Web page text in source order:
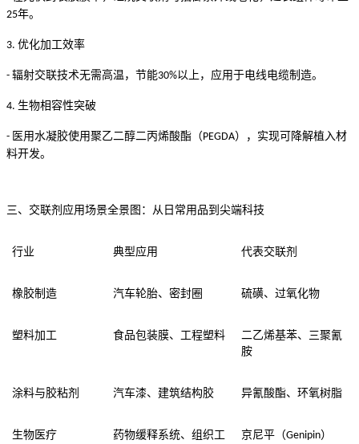
25年。
3. 优化加工效率
- 辐射交联技术无需高温，节能30%以上，应用于电线电缆制造。
4. 生物相容性突破
- 医用水凝胶使用聚乙二醇二丙烯酸酯（PEGDA），实现可降解植入材
料开发。
三、 交联剂应用场景全景图：从日常用品到尖端科技
行业 典型应用 代表交联剂
橡胶制造 汽车轮胎、密封圈 硫磺、过氧化物
塑料加工 食品包装膜、工程塑料
二乙烯基苯、三聚氰
胺
涂料与胶粘剂 汽车漆、建筑结构胶 异氰酸酯、环氧树脂
生物医疗
药物缓释系统、组织工
京尼平（Genipin）